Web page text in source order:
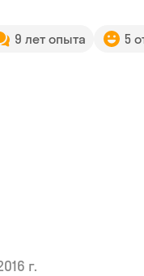
9 лет опыта 5
г.